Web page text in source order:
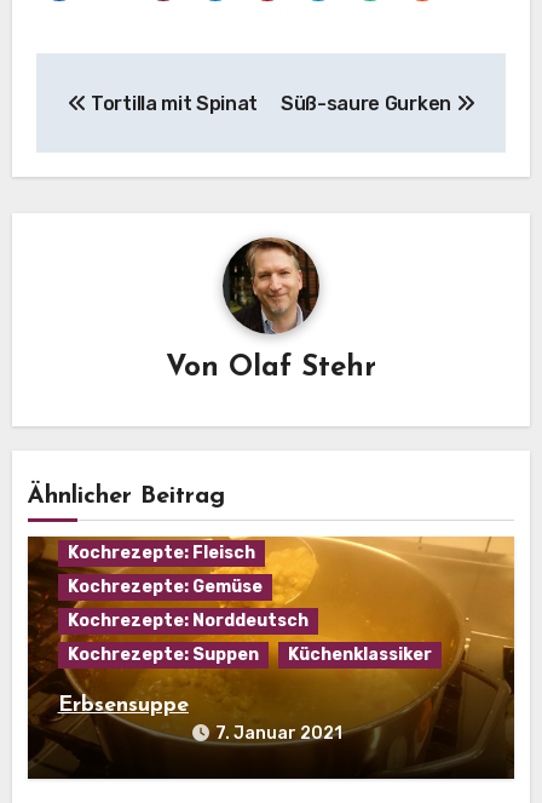
Tortilla mit Spinat Süß-saure Gurken
Von Olaf Stehr
Ähnlicher Beitrag
Eintopf
Hausmannskost
Kochrezepte: Fleisch
Kochrezepte: Gemüse
Kochrezepte: Norddeutsch
Kochrezepte: Suppen
Küchenklassiker
Erbsensuppe
7. Januar 2021